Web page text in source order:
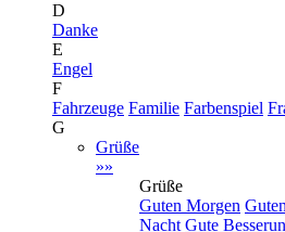
D
Danke
E
Engel
F
Fahrzeuge Familie Farbenspiel
G
Grüße
»»
Grüße
Guten Morgen
Nacht Gute